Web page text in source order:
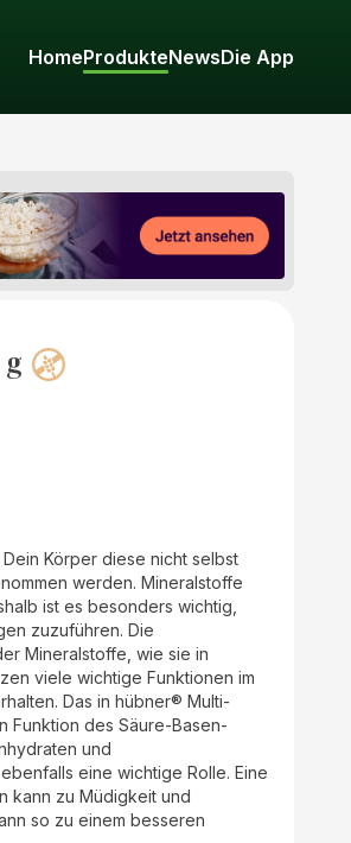
HomeProdukteNewsDie App
Körper diese nicht selbst
werden. Mineralstoffe
ist es besonders wichtig,
zuzuführen. Die
Mineralstoffe, wie sie in
viele wichtige Funktionen im
Das in hübner® Multi-
Funktion des Säure-Basen-
und
eine wichtige Rolle. Eine
kann zu Müdigkeit und
so zu einem besseren